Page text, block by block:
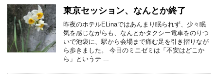
東京セッション、なんとか終了
昨夜のホテルELinaではあんまり眠られず、少々眠
気を感じながらも、なんとかタクシー電車をのりつ
いで池袋に、駅から会場まで痛む足を引き摺りなが
ら歩きました。 今日のミニゼミは「不安はどこか
ら」というテ ...